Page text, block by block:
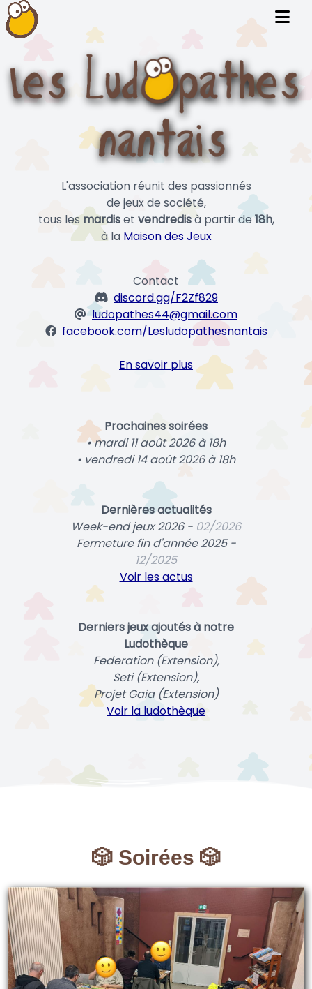
L'association réunit des passionnés
de jeux de société,
tous lesmardiset vendredisà partir de18h,
à la Maison des Jeux
Contact
discord.gg/F2Zf829
ludopathes44@gmail.com
facebook.com/Lesludopathesnantais
En savoir plus
Prochaines soirées
• mardi 11 août 2026 à 18h
• vendredi 14 août 2026 à 18h
Dernières actualités
Week-end jeux 2026 - 02/2026
Fermeture fin d'année 2025 -
12/2025
Voir les actus
Derniers jeux ajoutés à notre
Ludothèque
Federation (Extension),
Seti (Extension),
Projet Gaia (Extension)
Voir la ludothèque
🎲 Soirées 🎲